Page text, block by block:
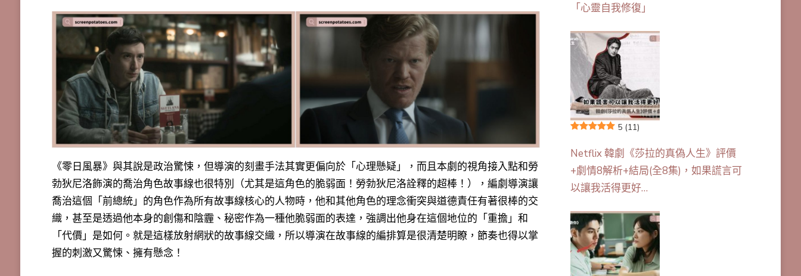
《零日風暴》與其說是政治驚悚，但導演的刻畫手法其實更偏向於「心理懸疑」，而且本劇的視角接入點和勞
勃狄尼洛飾演的喬治角色故事線也很特別（尤其是這角色的脆弱面！勞勃狄尼洛詮釋的超棒！ ），編劇導演讓
喬治這個「前總統」的角色作為所有故事線核心的人物時，他和其他角色的理念衝突與道德責任有著很棒的交
織，甚至是透過他本身的創傷和陰霾、秘密作為一種他脆弱面的表達，強調出他身在這個地位的「重擔」和
「代價」是如何。就是這樣放射網狀的故事線交織，所以導演在故事線的編排算是很清楚明瞭，節奏也得以掌
握的刺激又驚悚、擁有懸念！
「心靈自我修復」
5 (11)
Netflix 韓劇《莎拉的真偽人生》評價
+劇情8解析+結局(全8集)，如果謊言可
以讓我活得更好…